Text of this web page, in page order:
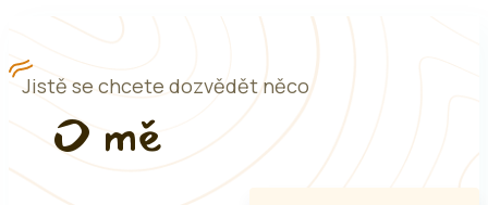
Jistě se chcete dozvědět něco
O mě